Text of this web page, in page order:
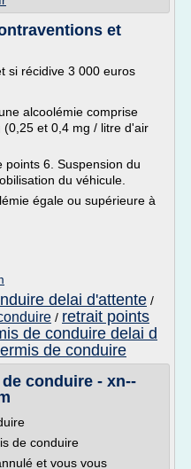
et
si récidive 3 000 euros
alcoolémie comprise
et 0,4 mg / litre d'air
6. Suspension du
du véhicule.
égale ou supérieure à
delai d'attente /
/ retrait points
de conduire delai d
de conduire
conduire - xn--
de conduire
et vous vous